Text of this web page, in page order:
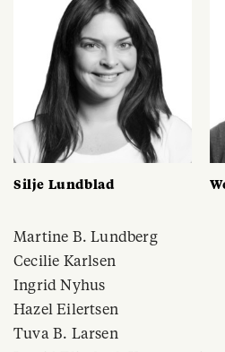
Silje Lundblad
Martine B. Lundberg
Cecilie Karlsen
Ingrid Nyhus
Hazel Eilertsen
Tuva B. Larsen